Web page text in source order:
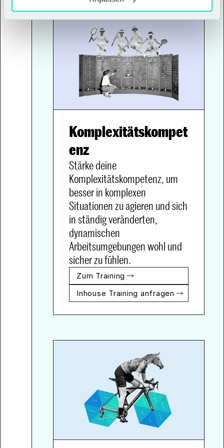
Komplexitätskompet
enz
Stärke deine
Komplexitätskompetenz, um
besser in komplexen
Situationen zu agieren und sich
in ständig veränderten,
dynamischen
Arbeitsumgebungen wohl und
sicher zu fühlen.
Zum Training
Inhouse Training anfragen